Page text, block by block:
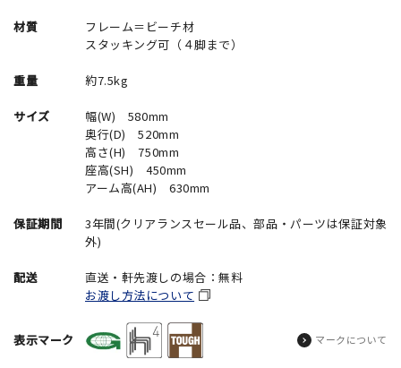
材質
フレーム＝ビーチ材
スタッキング可（４脚まで）
重量 約7.5kg
サイズ
幅(W) 580mm
奥行(D) 520mm
高さ(H) 750mm
座高(SH) 450mm
アーム高(AH) 630mm
保証期間
3年間(クリアランスセール品、部品・パーツは保証対象
外)
配送
直送・軒先渡しの場合：無料
お渡し方法について
表示マーク マークについて